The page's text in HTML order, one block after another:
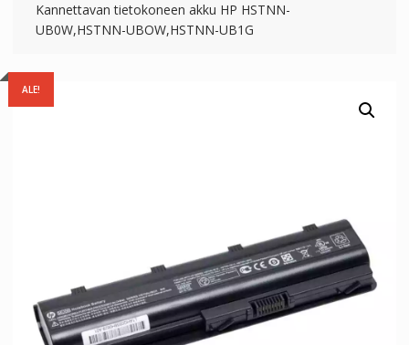
Kannettavan tietokoneen akku HP HSTNN-
UB0W,HSTNN-UBOW,HSTNN-UB1G
ALE!